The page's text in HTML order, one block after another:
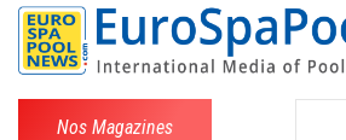
Nos Magazines